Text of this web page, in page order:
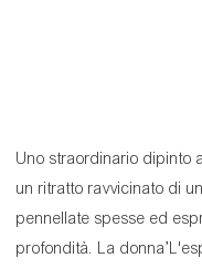
Uno straordinario dipinto
un ritratto ravvicinato di
pennellate spesse ed
profondità. La